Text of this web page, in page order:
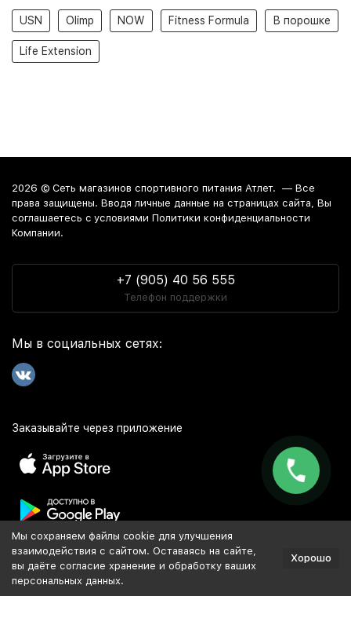
USN Olimp NOW Fitness Formula В порошке
Life Extension
2026 © Сеть магазинов спортивного питания Атлет. — Все
права защищены. Вводя личные данные на страницах сайта, Вы
соглашаетесь c условиями Политики конфиденциальности
Компании.
+7 (905) 40 56 555
Телефон поддержки
Мы в социальных сетях:
Заказывайте через приложение
Популярное
Мы сохраняем файлы cookie для улучшения
взаимодействия с сайтом. Оставаясь на сайте,
вы даёте согласие хранение и обработку ваших
персональных данных.
Хорошо